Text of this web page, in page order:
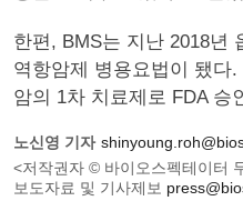
한편, BMS는 지난 2018년
역항암제 병용요법이 됐다.
암의 1차 치료제로 FDA 승
노신영 기자
<저작권자 © 바이오스펙테이터
보도자료 및 기사제보